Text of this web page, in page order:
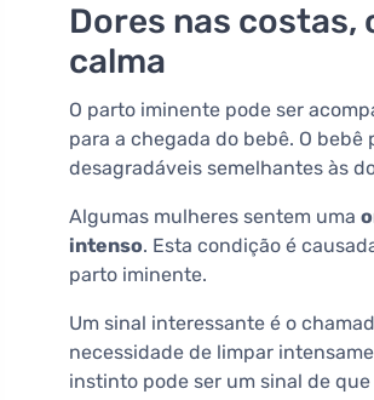
Dores nas costas,
calma
O parto iminente pode ser
para a chegada do bebê. O
desagradáveis semelhantes às
Algumas mulheres sentem uma
intenso. Esta condição é
parto iminente.
Um sinal interessante é o
necessidade de limpar
instinto pode ser um sinal de